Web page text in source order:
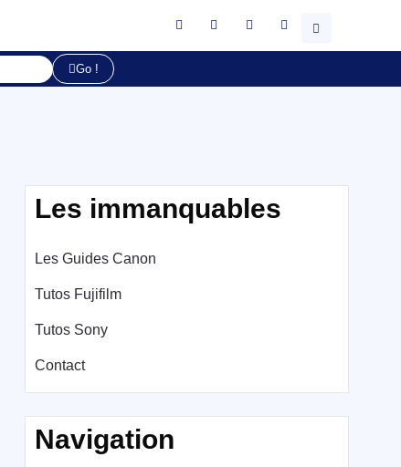
Go !
Les immanquables
Les Guides Canon
Tutos Fujifilm
Tutos Sony
Contact
Navigation